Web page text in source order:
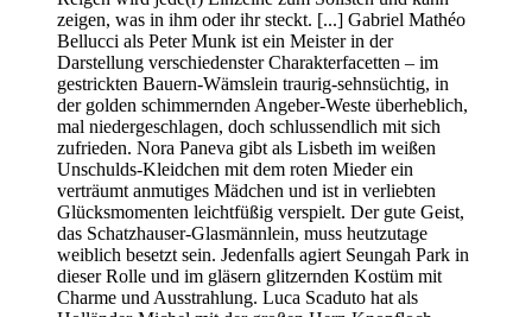
zeigen, was in ihm oder ihr steckt. [...] Gabriel Mathéo
Bellucci als Peter Munk ist ein Meister in der
Darstellung verschiedenster Charakterfacetten – im
gestrickten Bauern-Wämslein traurig-sehnsüchtig, in
der golden schimmernden Angeber-Weste überheblich,
mal niedergeschlagen, doch schlussendlich mit sich
zufrieden. Nora Paneva gibt als Lisbeth im weißen
Unschulds-Kleidchen mit dem roten Mieder ein
verträumt anmutiges Mädchen und ist in verliebten
Glücksmomenten leichtfüßig verspielt. Der gute Geist,
das Schatzhauser-Glasmännlein, muss heutzutage
weiblich besetzt sein. Jedenfalls agiert Seungah Park in
dieser Rolle und im gläsern glitzernden Kostüm mit
Charme und Ausstrahlung. Luca Scaduto hat als